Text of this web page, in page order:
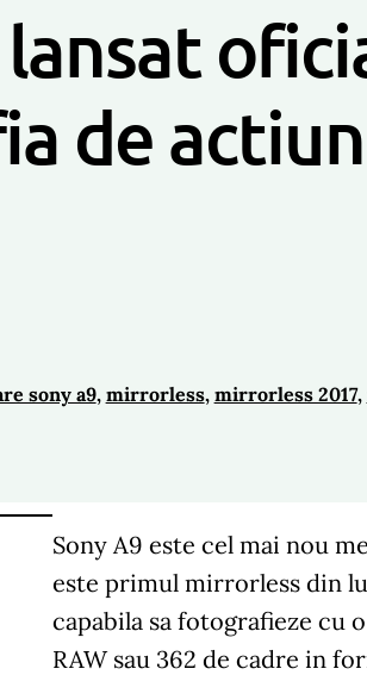
lansat
de
sony a9, mirrorless, mirrorless 2017,
Sony A9 este cel mai nou
este primul mirrorless din
capabila sa fotografieze cu
RAW sau 362 de cadre in